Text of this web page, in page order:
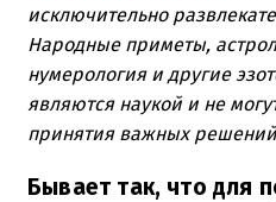
исключительно
Народные приметы,
нумерология и другие
являются наукой и не
принятия важных
Бывает так, что для